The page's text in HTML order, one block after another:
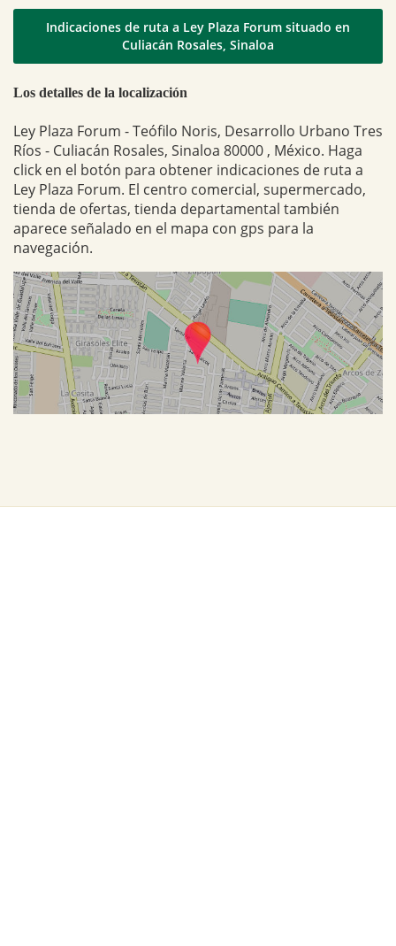
Indicaciones de ruta a Ley Plaza Forum situado en
Culiacán Rosales, Sinaloa
Los detalles de la localización
Ley Plaza Forum - Teófilo Noris, Desarrollo Urbano Tres
Ríos - Culiacán Rosales, Sinaloa 80000 , México. Haga
click en el botón para obtener indicaciones de ruta a
Ley Plaza Forum. El centro comercial, supermercado,
tienda de ofertas, tienda departamental también
aparece señalado en el mapa con gps para la
navegación.